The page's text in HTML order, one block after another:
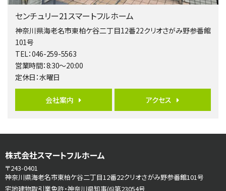
橋本駅
第6位
バ12分・歩4分
並列２台駐車可。１階はリビングと水まわりをまとめ…
3,680万円
ご家族が集まるLDKは１７．５帖とゆとりある広さ…
センチュリー21スマートフルホーム
神奈川県海老名市東柏ケ谷二丁目12番22クリオさがみ野参番館
101号
TEL：046-259-5563
営業時間：8:30～20:00
定休日：水曜日
会社案内 アクセス
株式会社スマートフルホーム
〒243-0401
神奈川県海老名市東柏ケ谷二丁目12番22クリオさがみ野参番館101号
宅地建物取引業免許・神奈川県知事(6)第23054号